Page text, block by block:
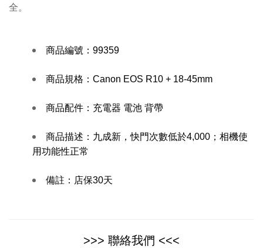
全。
商品編號： 99359
商品規格： Canon EOS R10 + 18-45mm
商品配件： 充電器 電池 背帶
商品描述： 九成新，快門次數低於4,000；相機使
用功能性正常
備註： 店保30天
>>> 聯絡我們 <<<